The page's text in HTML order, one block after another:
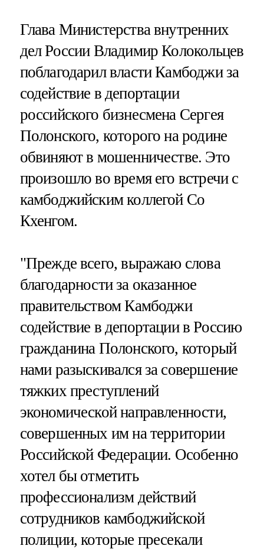
Глава Министерства внутренних
дел России Владимир Колокольцев
поблагодарил власти Камбоджи за
содействие в депортации
российского бизнесмена Сергея
Полонского, которого на родине
обвиняют в мошенничестве. Это
произошло во время его встречи с
камбоджийским коллегой Со
Кхенгом.
"Прежде всего, выражаю слова
благодарности за оказанное
правительством Камбоджи
содействие в депортации в Россию
гражданина Полонского, который
нами разыскивался за совершение
тяжких преступлений
экономической направленности,
совершенных им на территории
Российской Федерации. Особенно
хотел бы отметить
профессионализм действий
сотрудников камбоджийской
полиции, которые пресекали